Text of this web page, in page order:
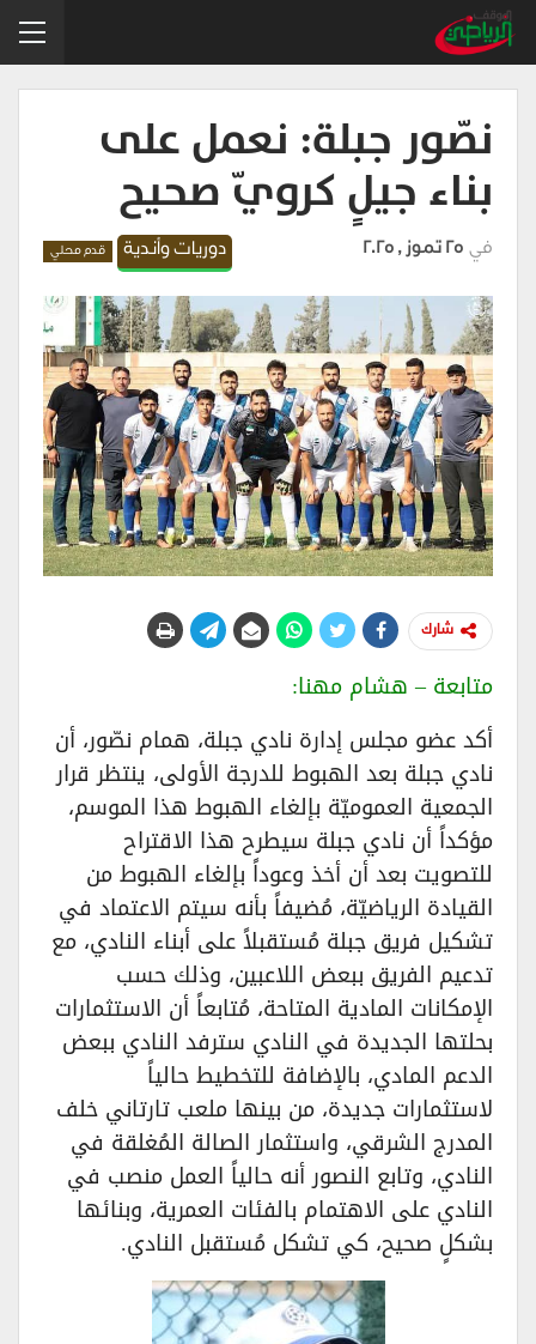
نصّور جبلة: نعمل على
بناء جيلٍ كرويّ صحيح
دوريات وأندية قدم محلي في 25 تموز , 2025
شارك
متابعة – هشام مهنا:
أكد عضو مجلس إدارة نادي جبلة، همام نصّور، أن
نادي جبلة بعد الهبوط للدرجة الأولى، ينتظر قرار
الجمعية العموميّة بإلغاء الهبوط هذا الموسم،
مؤكداً أن نادي جبلة سيطرح هذا الاقتراح
للتصويت بعد أن أخذ وعوداً بإلغاء الهبوط من
القيادة الرياضيّة، مُضيفاً بأنه سيتم الاعتماد في
تشكيل فريق جبلة مُستقبلاً على أبناء النادي، مع
تدعيم الفريق ببعض اللاعبين، وذلك حسب
الإمكانات المادية المتاحة، مُتابعاً أن الاستثمارات
بحلتها الجديدة في النادي سترفد النادي ببعض
الدعم المادي، بالإضافة للتخطيط حالياً
لاستثمارات جديدة، من بينها ملعب تارتاني خلف
المدرج الشرقي، واستثمار الصالة المُغلقة في
النادي، وتابع النصور أنه حالياً العمل منصب في
النادي على الاهتمام بالفئات العمرية، وبنائها
بشكلٍ صحيح، كي تشكل مُستقبل النادي.